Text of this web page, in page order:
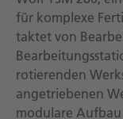
für komplexe
taktet von
rotierenden
angetriebenen
modulare